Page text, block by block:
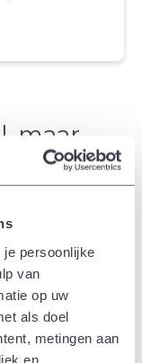
persoonlijke
van
op uw
als doel
metingen aan
en
maar
naar
niet. Kinderen
water en zand.
de tuin, zoals